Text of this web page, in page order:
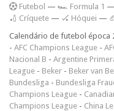
Futebol — 🏎️ Formula 1 —
🏏 Críquete — 🏑 Hóquei —
Calendário de futebol época
- AFC Champions League -
Nacional B - Argentine
League - Beker - Beker van
Bundesliga - Bundesliga
Champions League -
Champions League - China